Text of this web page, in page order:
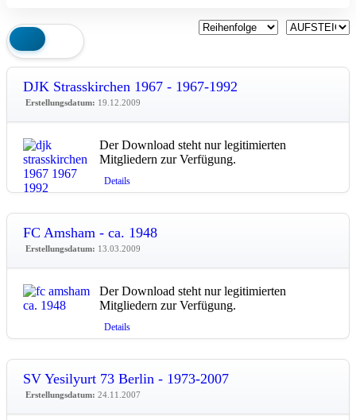
DJK Strasskirchen 1967 - 1967-1992
Erstellungsdatum: 19.12.2009
Der Download steht nur legitimierten
Mitgliedern zur Verfügung.
Details
FC Amsham - ca. 1948
Erstellungsdatum: 13.03.2009
Der Download steht nur legitimierten
Mitgliedern zur Verfügung.
Details
SV Yesilyurt 73 Berlin - 1973-2007
Erstellungsdatum: 24.11.2007